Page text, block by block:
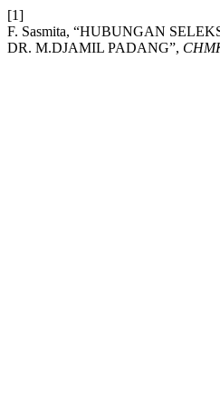
[1]
F. Sasmita, “HUBUNGAN
DR. M.DJAMIL PADANG”,